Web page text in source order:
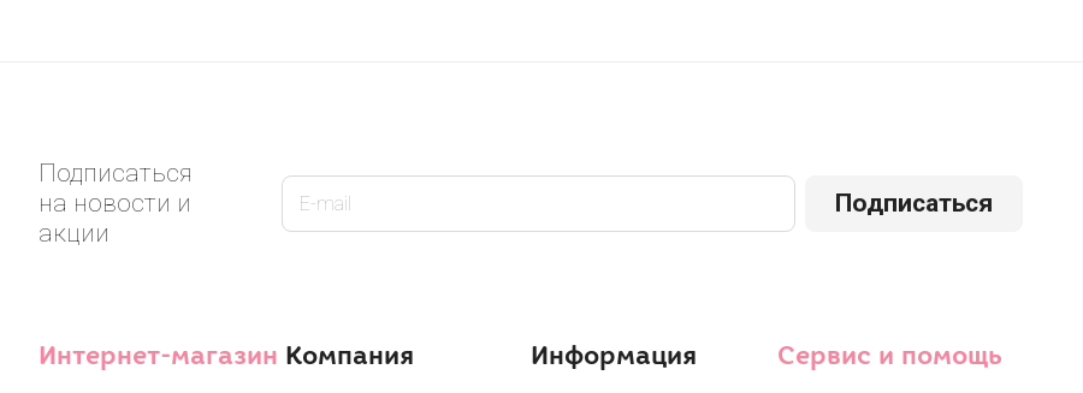
Подписаться
на новости и
акции
Подписаться
Интернет-магазин Компания Информация Сервис и помощь